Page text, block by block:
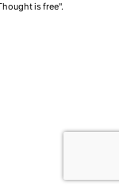
is free".